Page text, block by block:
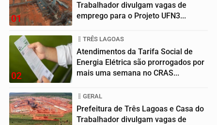
01
Trabalhador divulgam vagas de
emprego para o Projeto UFN3...
02
TRÊS LAGOAS
Atendimentos da Tarifa Social de
Energia Elétrica são prorrogados por
mais uma semana no CRAS...
GERAL
Prefeitura de Três Lagoas e Casa do
Trabalhador divulgam vagas de